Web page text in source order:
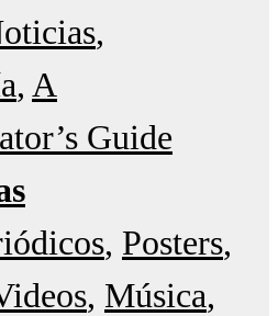
A
Guide
Posters
Música